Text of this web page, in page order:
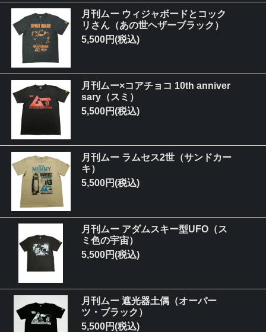
月刊ムー ウィジャボードとコック
リさん（あの世ヘザーブラック）
5,500円(税込)
月刊ムー×コアチョコ 10th anniver
sary（スミ）
5,500円(税込)
月刊ムー ラムセス2世（サンドカー
キ）
5,500円(税込)
月刊ムー アダムスキー型UFO（ス
ミ色の宇宙）
5,500円(税込)
月刊ムー 遮光器土偶（オーパー
ツ・ブラック）
5,500円(税込)